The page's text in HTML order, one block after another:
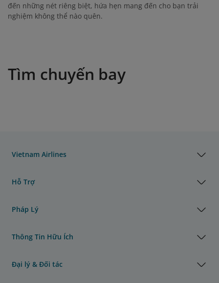
đến những nét riêng biệt, hứa hẹn mang đến cho bạn trải
nghiệm không thể nào quên.
Tìm chuyến bay
Vietnam Airlines
Hỗ Trợ
Pháp Lý
Thông Tin Hữu Ích
Đại lý & Đối tác